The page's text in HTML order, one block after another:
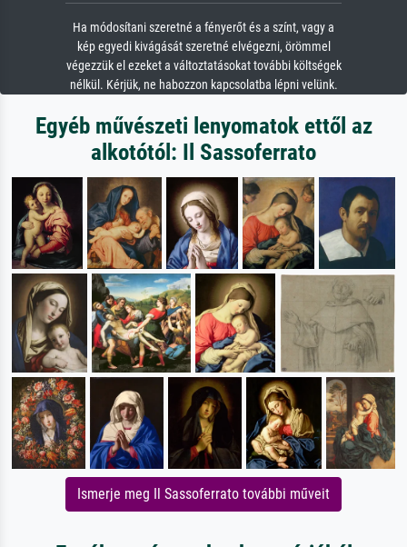
Ha módosítani szeretné a fényerőt és a színt, vagy a
kép egyedi kivágását szeretné elvégezni, örömmel
végezzük el ezeket a változtatásokat további költségek
nélkül. Kérjük, ne habozzon kapcsolatba lépni velünk.
Egyéb művészeti lenyomatok ettől az
alkotótól: Il Sassoferrato
Ismerje meg Il Sassoferrato további műveit